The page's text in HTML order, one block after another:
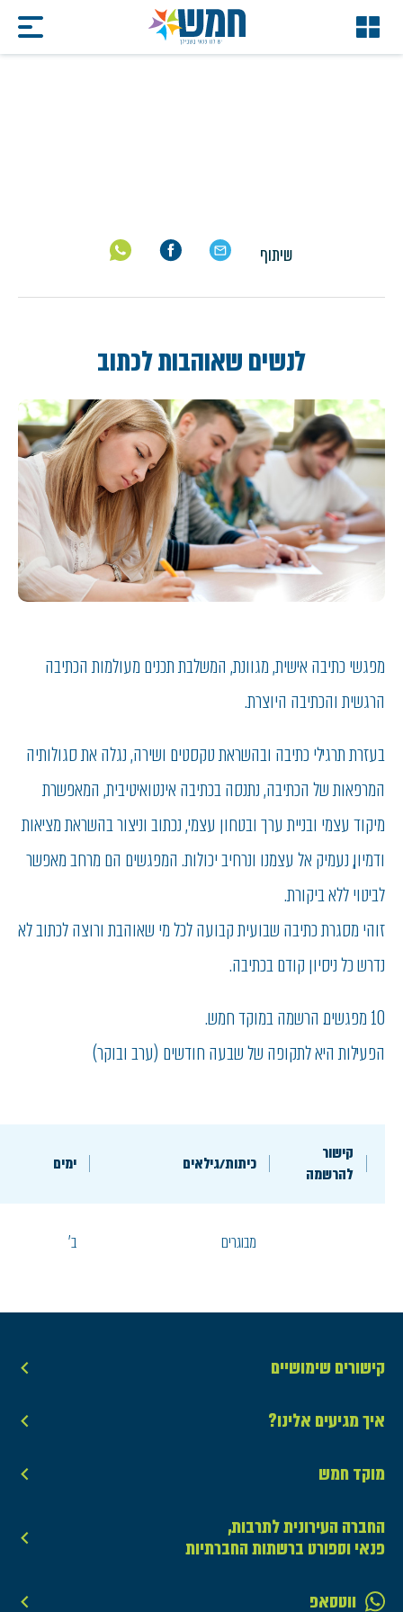
שיתוף
לנשים שאוהבות לכתוב
מפגשי כתיבה אישית, מגוונת, המשלבת תכנים מעולמות הכתיבה
הרגשית והכתיבה היוצרת.
בעזרת תרגילי כתיבה ובהשראת טקסטים ושירה, נגלה את סגולותיה
המרפאות של הכתיבה, נתנסה בכתיבה אינטואיטיבית, המאפשרת
מיקוד עצמי ובניית ערך ובטחון עצמי, נכתוב וניצור בהשראת מציאות
ודמיון, נעמיק אל עצמנו ונרחיב יכולות. המפגשים הם מרחב מאפשר
לביטוי ללא ביקורת.
זוהי מסגרת כתיבה שבועית קבועה לכל מי שאוהבת ורוצה לכתוב לא
נדרש כל ניסיון קודם בכתיבה.
10 מפגשים. הרשמה במוקד חמש.
הפעילות היא לתקופה של שבעה חודשים (ערב ובוקר)
קישור
להרשמה
כיתות/גילאים ימים
מבוגרים ב'
קישורים שימושיים
איך מגיעים אלינו?
מוקד חמש
החברה העירונית לתרבות,
פנאי וספורט ברשתות החברתיות
ווטסאפ